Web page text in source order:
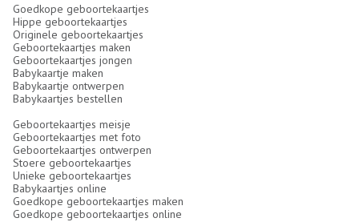
Goedkope geboortekaartjes
Hippe geboortekaartjes
Originele geboortekaartjes
Geboortekaartjes maken
Geboortekaartjes jongen
Babykaartje maken
Babykaartje ontwerpen
Babykaartjes bestellen
Geboortekaartjes meisje
Geboortekaartjes met foto
Geboortekaartjes ontwerpen
Stoere geboortekaartjes
Unieke geboortekaartjes
Babykaartjes online
Goedkope geboortekaartjes maken
Goedkope geboortekaartjes online